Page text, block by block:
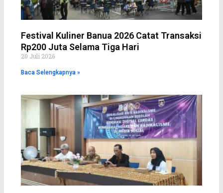
Festival Kuliner Banua 2026 Catat Transaksi
Rp200 Juta Selama Tiga Hari
20 Juli 2026
Baca Selengkapnya »